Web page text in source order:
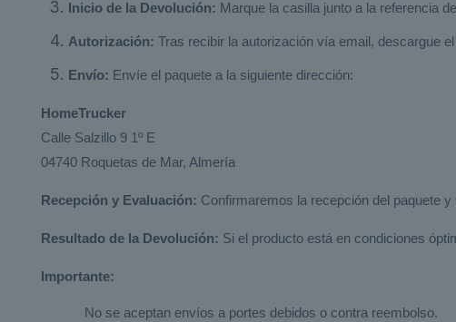
Inicio de la Devolución: Marque la casilla junto a la referencia
Autorización: Tras recibir la autorización vía email, descargue
Envío: Envíe el paquete a la siguiente dirección:
HomeTrucker
Calle Salzillo 9 1º E
04740 Roquetas de Mar, Almería
Recepción y Evaluación: Confirmaremos la recepción del paquete
Resultado de la Devolución: Si el producto está en condiciones
Importante:
No se aceptan envíos a portes debidos o contra reembolso.